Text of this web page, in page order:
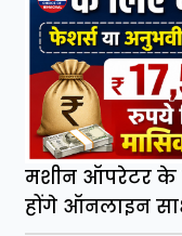
मशीन ऑपरेटर के
होंगे ऑनलाइन